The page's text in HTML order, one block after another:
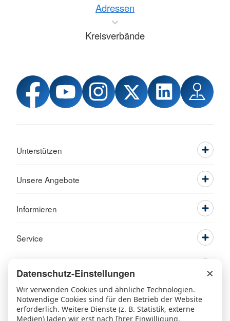
Adressen
Kreisverbände
Unterstützen
Unsere Angebote
Informieren
Service
Datenschutz-Einstellungen ×
Wir verwenden Cookies und ähnliche Technologien.
Notwendige Cookies sind für den Betrieb der Website
erforderlich. Weitere Dienste (z. B. Statistik, externe
Medien) laden wir erst nach Ihrer Einwilligung.